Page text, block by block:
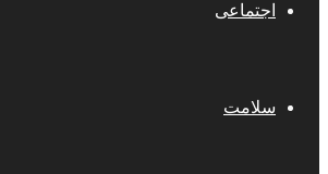
اجتماعی
سلامت